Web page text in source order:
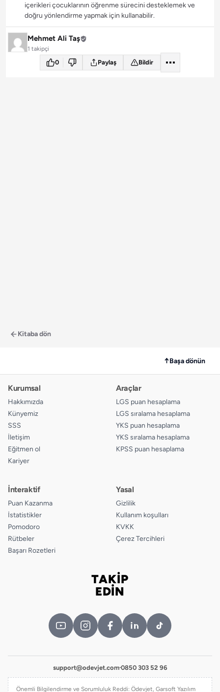
içerikleri çocuklarının öğrenme sürecini desteklemek ve
doğru yönlendirme yapmak için kullanabilir.
Mehmet Ali Taş
1 takipçi
0 Paylaş Bildir
Kitaba dön
↑Başa dönün
Kurumsal
Hakkımızda
Künyemiz
SSS
İletişim
Eğitmen ol
Kariyer
Araçlar
LGS puan hesaplama
LGS sıralama hesaplama
YKS puan hesaplama
YKS sıralama hesaplama
KPSS puan hesaplama
İnteraktif
Puan Kazanma
İstatistikler
Pomodoro
Rütbeler
Başarı Rozetleri
Yasal
Gizlilik
Kullanım koşulları
KVKK
Çerez Tercihleri
TAKİP
EDİN
support@odevjet.com·0850 303 52 96
Önemli Bilgilendirme ve Sorumluluk Reddi: Ödevjet, Garsoft Yazılım